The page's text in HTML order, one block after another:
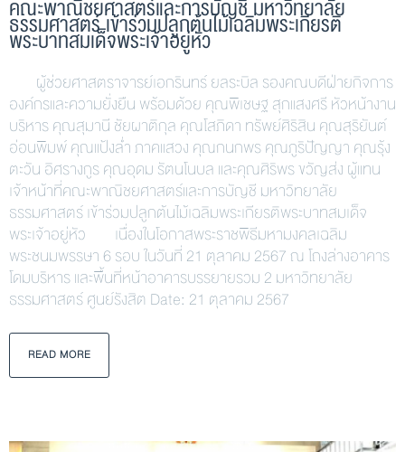
คณะพาณิชยศาสตร์และการบัญชี มหาวิทยาลัย
ธรรมศาสตร์ เข้าร่วมปลูกต้นไม้เฉลิมพระเกียรติ
พระบาทสมเด็จพระเจ้าอยู่หัว
ผู้ช่วยศาสตราจารย์เอกรินทร์ ยลระบิล รองคณบดีฝ่ายกิจการ
องค์กรและความยั่งยืน พร้อมด้วย คุณพิเชษฐ สุกแสงศรี หัวหน้างาน
บริหาร คุณสุมานี ชัยผาติกุล คุณโสภิดา ทรัพย์ศิริสิน คุณสุริยันต์
อ่อนพิมพ์ คุณแป้งล่ำ ภาคแสวง คุณกนกพร คุณภูริปัญญา คุณรุ้ง
ตะวัน อิศรางกูร คุณอุดม รัตนโนบล และคุณศิริพร ขวัญส่ง ผู้แทน
เจ้าหน้าที่คณะพาณิชยศาสตร์และการบัญชี มหาวิทยาลัย
ธรรมศาสตร์ เข้าร่วมปลูกต้นไม้เฉลิมพระเกียรติพระบาทสมเด็จ
พระเจ้าอยู่หัว เนื่องในโอกาสพระราชพิธีมหามงคลเฉลิม
พระชนมพรรษา 6 รอบ ในวันที่ 21 ตุลาคม 2567 ณ โถงล่างอาคาร
โดมบริหาร และพื้นที่หน้าอาคารบรรยายรวม 2 มหาวิทยาลัย
ธรรมศาสตร์ ศูนย์รังสิต Date: 21 ตุลาคม 2567
READ MORE